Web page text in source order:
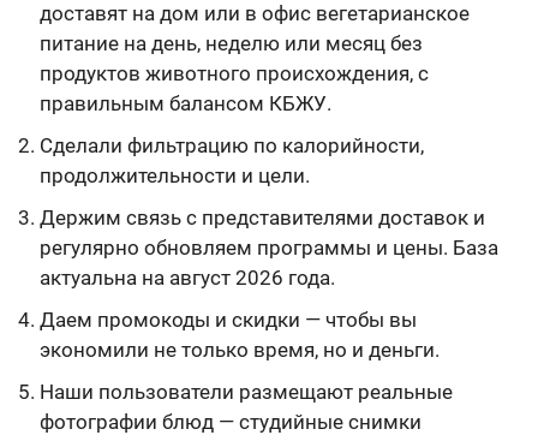
доставят на дом или в офис вегетарианское
питание на день, неделю или месяц без
продуктов животного происхождения, с
правильным балансом КБЖУ.
Сделали фильтрацию по калорийности,
продолжительности и цели.
Держим связь с представителями доставок и
регулярно обновляем программы и цены. База
актуальна на август 2026 года.
Даем промокоды и скидки — чтобы вы
экономили не только время, но и деньги.
Наши пользователи размещают реальные
фотографии блюд — студийные снимки